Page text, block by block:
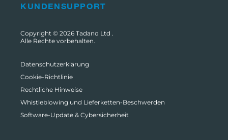
KUNDENSUPPORT
Copyright © 2026 Tadano Ltd .
Alle Rechte vorbehalten.
Datenschutzerklärung
Cookie-Richtlinie
Rechtliche Hinweise
Whistleblowing und Lieferketten-Beschwerden
Software-Update & Cybersicherheit